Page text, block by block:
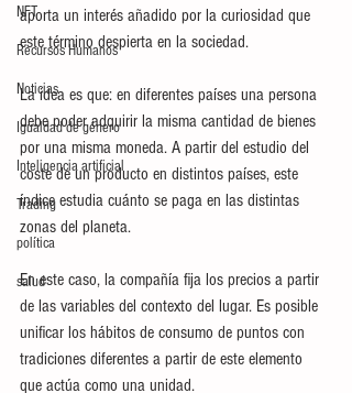
NFT
Recursos Humanos
Noticias
Igualdad de género
Inteligencia artificial
Trading
política
salud
aporta un interés añadido por la curiosidad que
este término despierta en la sociedad.
La idea es que: en diferentes países una persona
debe poder adquirir la misma cantidad de bienes
por una misma moneda. A partir del estudio del
coste de un producto en distintos países, este
índice estudia cuánto se paga en las distintas
zonas del planeta.
En este caso, la compañía fija los precios a partir
de las variables del contexto del lugar. Es posible
unificar los hábitos de consumo de puntos con
tradiciones diferentes a partir de este elemento
que actúa como una unidad.